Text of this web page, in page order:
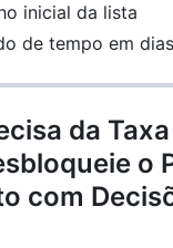
inicial da lista
de tempo em dias
da
o
com